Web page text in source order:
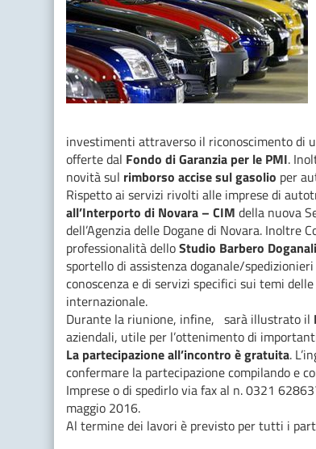
investimenti attraverso il riconoscimento di
offerte dal Fondo di Garanzia per le PMI.
novità sul rimborso accise sul gasolio per
Rispetto ai servizi rivolti alle imprese di
all’Interporto di Novara – CIMdella nuova
dell’Agenzia delle Dogane di Novara. Inoltre
professionalità delloStudio Barbero
sportello di assistenza doganale/
conoscenza e di servizi specifici sui temi
internazionale.
Durante la riunione, infine, sarà illustrato il
aziendali, utile per l’ottenimento di
La partecipazione all’incontro è gratuita.
confermare la partecipazione compilando e
Imprese o di spedirlo via fax al n. 0321
maggio 2016.
Al termine dei lavori è previsto per tutti i